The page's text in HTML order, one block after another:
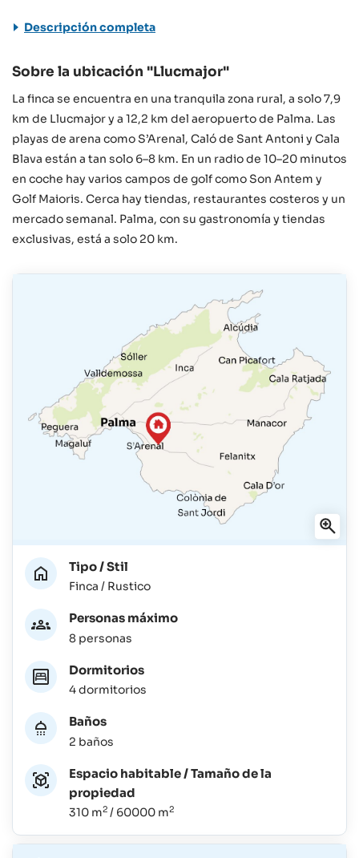
Descripción completa
Sobre la ubicación "Llucmajor"
La finca se encuentra en una tranquila zona rural, a solo 7,9
km de Llucmajor y a 12,2 km del aeropuerto de Palma. Las
playas de arena como S’Arenal, Caló de Sant Antoni y Cala
Blava están a tan solo 6–8 km. En un radio de 10–20 minutos
en coche hay varios campos de golf como Son Antem y
Golf Maioris. Cerca hay tiendas, restaurantes costeros y un
mercado semanal. Palma, con su gastronomía y tiendas
exclusivas, está a solo 20 km.
Tipo / Stil
Finca / Rustico
Personas máximo
8 personas
Dormitorios
4 dormitorios
Baños
2 baños
Espacio habitable / Tamaño de la
propiedad
310 m2 / 60000 m2